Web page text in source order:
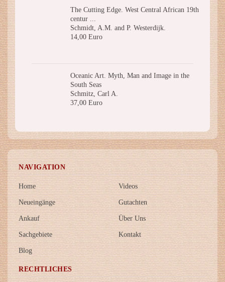
The Cutting Edge. West Central African 19th
centur ...
Schmidt, A.M. and P. Westerdijk.
14,00 Euro
Oceanic Art. Myth, Man and Image in the
South Seas
Schmitz, Carl A.
37,00 Euro
NAVIGATION
Home
Neueingänge
Ankauf
Sachgebiete
Blog
Videos
Gutachten
Über Uns
Kontakt
RECHTLICHES